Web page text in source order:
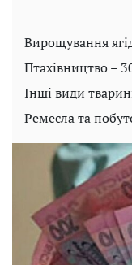
Вирощування
Птахівництво –
Інші види
Ремесла та